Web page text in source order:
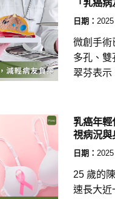
「乳癌
日期：
微創手術
多孔、雙
翠芬表示
乳癌年輕
視病況與
日期：
25 歲的
速長大近